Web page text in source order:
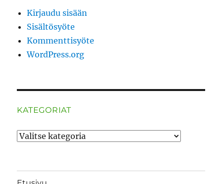
Kirjaudu sisään
Sisältösyöte
Kommenttisyöte
WordPress.org
KATEGORIAT
Kategoriat